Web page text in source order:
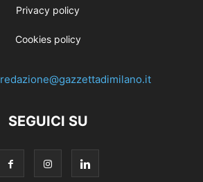
Privacy policy
Cookies policy
redazione@gazzettadimilano.it
SEGUICI SU